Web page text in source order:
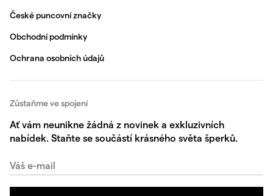
České puncovní značky
Obchodní podmínky
Ochrana osobních údajů
Zůstaňme ve spojení
Ať vám neunikne žádná z novinek a exkluzivních
nabídek. Staňte se součástí krásného světa šperků.